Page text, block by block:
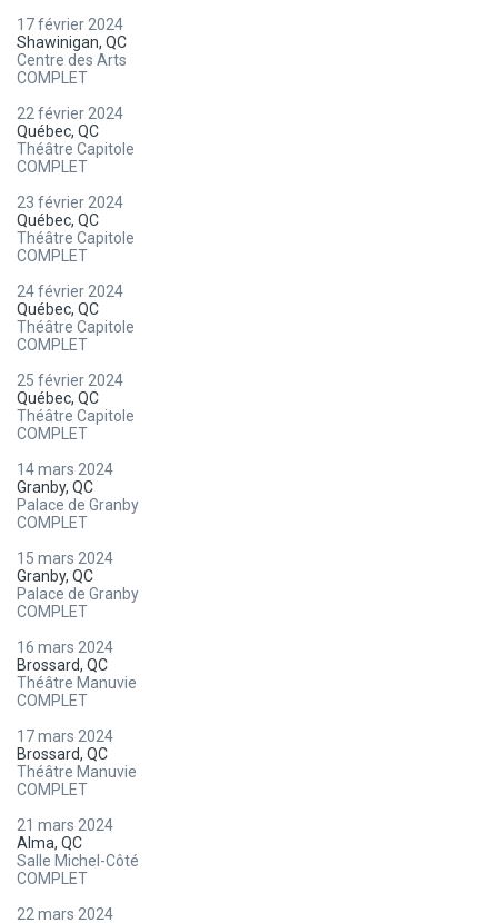
17 février 2024
Shawinigan, QC
Centre des Arts
COMPLET
22 février 2024
Québec, QC
Théâtre Capitole
COMPLET
23 février 2024
Québec, QC
Théâtre Capitole
COMPLET
24 février 2024
Québec, QC
Théâtre Capitole
COMPLET
25 février 2024
Québec, QC
Théâtre Capitole
COMPLET
14 mars 2024
Granby, QC
Palace de Granby
COMPLET
15 mars 2024
Granby, QC
Palace de Granby
COMPLET
16 mars 2024
Brossard, QC
Théâtre Manuvie
COMPLET
17 mars 2024
Brossard, QC
Théâtre Manuvie
COMPLET
21 mars 2024
Alma, QC
Salle Michel-Côté
COMPLET
22 mars 2024